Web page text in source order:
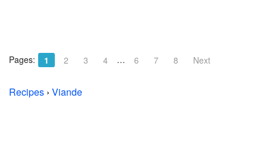
Pages: 1 2 3 4 … 6 7 8 Next
Recipes › Viande